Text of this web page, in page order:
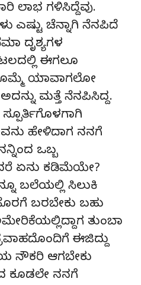
ಲಾಭ ಗಳಿಸಿದ್ದೆವು.
ಎಷ್ಟು ಚೆನ್ನಾಗಿ ನೆನಪಿದೆ
ದೃಶ್ಯಗಳ
ಈಗಲೂ
ಯಾವಾಗಲೋ
ಮತ್ತೆ ನೆನಪಿಸಿದ್ದ.
ಹೇಳಿದಾಗ ನನಗೆ
ಒಬ್ಬ
ಏನು ಕಡಿಮೆಯೇ?
ಬಲೆಯಲ್ಲಿ ಸಿಲುಕಿ
ಬರಬೇಕು ಬಹು
ತುಂಬಾ
ಈಜಿದ್ದು
ನೌಕರಿ ಆಗಬೇಕು
ಕೂಡಲೇ ನನಗೆ